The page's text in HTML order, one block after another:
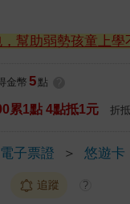
幫助弱勢孩童上學
金幣 5 點
累1點 4點抵1元 折
電子票證 ＞ 悠遊卡
追蹤 ?